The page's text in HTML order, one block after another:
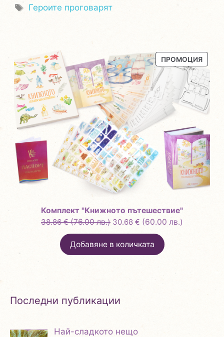
Етикети
Героите проговарят
ПРОМОЦИЯ
С
Комплект "Книжното пътешествие"
38.86€ (76.00 лв.) Original
price
was:
38.86 €
30.68 € (60.00 лв.)
Добавяне в количката
Последни публикации
Най-сладкото нещо